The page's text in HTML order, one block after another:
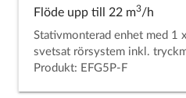
Flöde upp till 22 m3/h
Stativmonterad enhet med 1
svetsat rörsystem inkl.
Produkt: EFG5P-F